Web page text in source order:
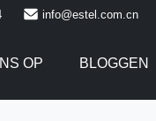
info@estel.com.cn
OP BLOGGEN